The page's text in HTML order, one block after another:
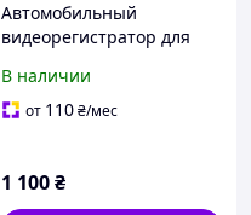
Автомобильный
видеорегистратор для
регистратор с
циклической записью
В наличии
от 110₴/мес
1 100₴